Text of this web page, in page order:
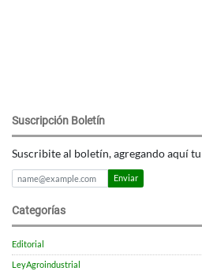
Suscripción Boletín
Suscribite al boletín, agregando aquí
Enviar
Categorías
Editorial
LeyAgroindustrial